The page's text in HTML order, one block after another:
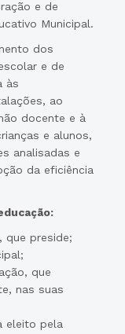
e de
Municipal.
dos
e de
às
ao
docente e à
e alunos,
analisadas e
da eficiência
que preside;
que
nas suas
eleito pela